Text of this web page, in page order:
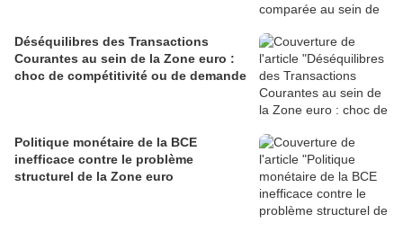
Déséquilibres des Transactions
Courantes au sein de la Zone euro :
choc de compétitivité ou de demande
Politique monétaire de la BCE
inefficace contre le problème
structurel de la Zone euro